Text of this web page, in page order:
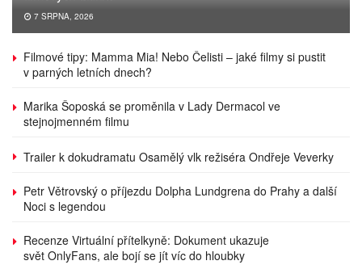
7 SRPNA, 2026
Filmové tipy: Mamma Mia! Nebo Čelisti – jaké filmy si pustit
v parných letních dnech?
Marika Šoposká se proměnila v Lady Dermacol ve
stejnojmenném filmu
Trailer k dokudramatu Osamělý vlk režiséra Ondřeje Veverky
Petr Větrovský o příjezdu Dolpha Lundgrena do Prahy a další
Noci s legendou
Recenze Virtuální přítelkyně: Dokument ukazuje
svět OnlyFans, ale bojí se jít víc do hloubky